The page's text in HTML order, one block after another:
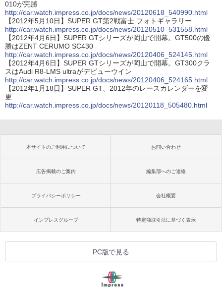
010が完勝
http://car.watch.impress.co.jp/docs/news/20120618_540990.html
【2012年5月10日】SUPER GT第2戦富士 フォトギャラリー
http://car.watch.impress.co.jp/docs/news/20120510_531558.html
【2012年4月6日】SUPER GTシリーズが岡山で開幕。GT500の優
勝はZENT CERUMO SC430
http://car.watch.impress.co.jp/docs/news/20120406_524145.html
【2012年4月6日】SUPER GTシリーズが岡山で開幕。GT300クラ
スはAudi R8-LMS ultraがデビューウイン
http://car.watch.impress.co.jp/docs/news/20120406_524165.html
【2012年1月18日】SUPER GT、2012年のレースカレンダーを変
更
http://car.watch.impress.co.jp/docs/news/20120118_505480.html
本サイトのご利用について お問い合わせ
広告掲載のご案内 編集部へのご連絡
プライバシーポリシー 会社概要
インプレスグループ 特定商取引法に基づく表示
PC版で見る